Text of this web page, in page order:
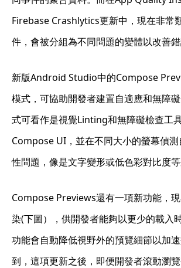
Firebase Crashlytics更新中，現在非常
件，會被分組為不同問題的變體以改善錯
新版Android Studio中的Compose
模式，可協助開發者建置自適應和無障
式可看作是視覺Linting和無障礙檢查工
Compose UI，並在不同大小的螢幕偵
性問題，像是文字變形或低色彩對比度等
Compose Previews還有一項新功能，
染(下圖），供開發者能夠以更少的載入
功能會自動降低視野外的預覽細節以加
到，這項更新之後，即便開發者滾動瀏